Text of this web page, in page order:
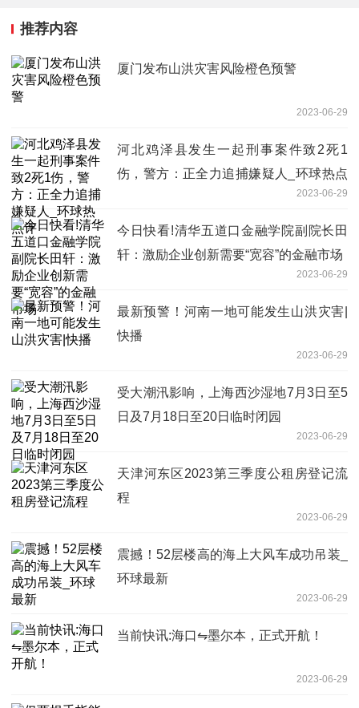
推荐内容
厦门发布山洪灾害风险橙色预警
2023-06-29
河北鸡泽县发生一起刑事案件致2死1
伤，警方：正全力追捕嫌疑人_环球热点
2023-06-29
今日快看!清华五道口金融学院副院长田
轩：激励企业创新需要“宽容”的金融市场
2023-06-29
最新预警！河南一地可能发生山洪灾害|
快播
2023-06-29
受大潮汛影响，上海西沙湿地7月3日至5
日及7月18日至20日临时闭园
2023-06-29
天津河东区2023第三季度公租房登记流
程
2023-06-29
震撼！52层楼高的海上大风车成功吊装_
环球最新
2023-06-29
当前快讯:海口⇋墨尔本，正式开航！
2023-06-29